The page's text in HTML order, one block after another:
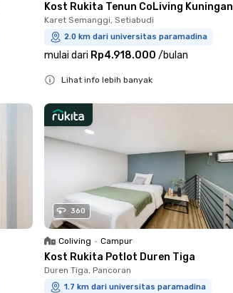
Kost Rukita Tenun CoLiving Kuningan
Karet Semanggi, Setiabudi
2.0 km dari universitas paramadina
mulai dari Rp4.918.000 /bulan
Lihat info lebih banyak
360
Coliving • Campur
Kost Rukita Potlot Duren Tiga
Duren Tiga, Pancoran
1.7 km dari universitas paramadina